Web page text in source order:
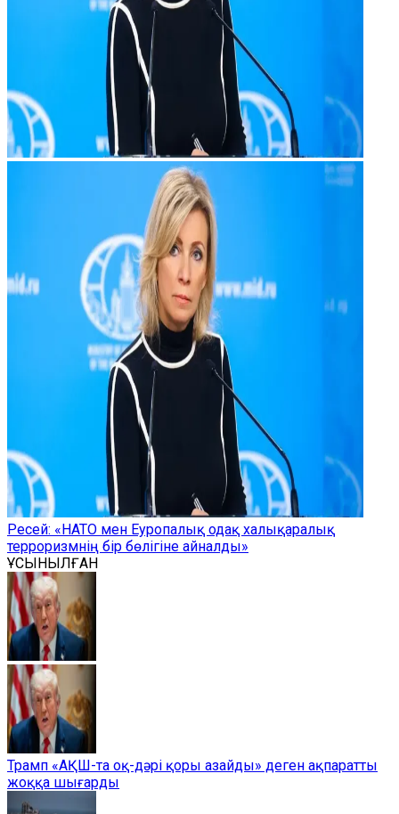
Ресей: «НАТО мен Еуропалық одақ халықаралық
терроризмнің бір бөлігіне айналды»
ҰСЫНЫЛҒАН
Трамп «АҚШ-та оқ-дәрі қоры азайды» деген ақпаратты
жоққа шығарды